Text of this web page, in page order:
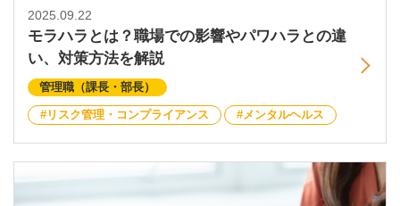
2025.09.22
モラハラとは？職場での影響やパワハラとの違
い、対策方法を解説
管理職（課長・部長）
リスク管理・コンプライアンス メンタルヘルス